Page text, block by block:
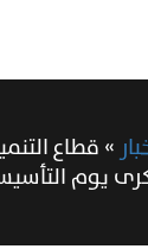
»قطاع
يوم